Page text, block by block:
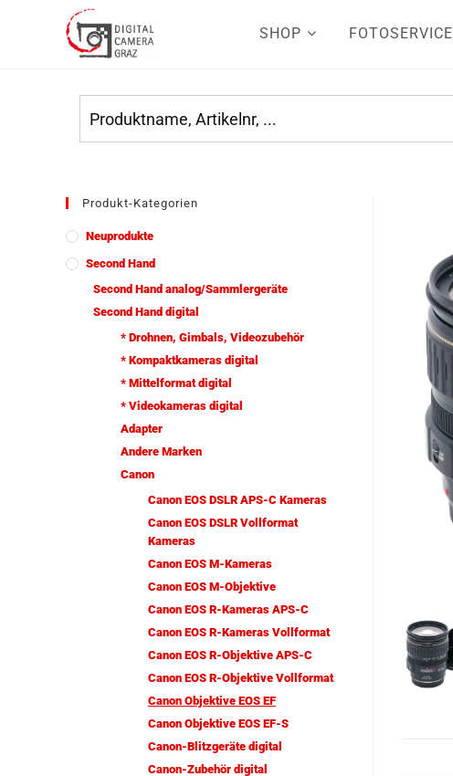
SHOP FOTOSERVICE
Produkt-Kategorien
Neuprodukte
Second Hand
Second Hand analog/Sammlergeräte
Second Hand digital
* Drohnen, Gimbals, Videozubehör
* Kompaktkameras digital
* Mittelformat digital
* Videokameras digital
Adapter
Andere Marken
Canon
Canon EOS DSLR APS-C Kameras
Canon EOS DSLR Vollformat
Kameras
Canon EOS M-Kameras
Canon EOS M-Objektive
Canon EOS R-Kameras APS-C
Canon EOS R-Kameras Vollformat
Canon EOS R-Objektive APS-C
Canon EOS R-Objektive Vollformat
Canon Objektive EOS EF
Canon Objektive EOS EF-S
Canon-Blitzgeräte digital
Canon-Zubehör digital